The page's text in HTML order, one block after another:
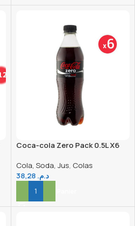
Coca-cola Zero Pack 0.5L X6
Cola, Soda, Jus,Colas
د.م.
Ajouter Au Panier